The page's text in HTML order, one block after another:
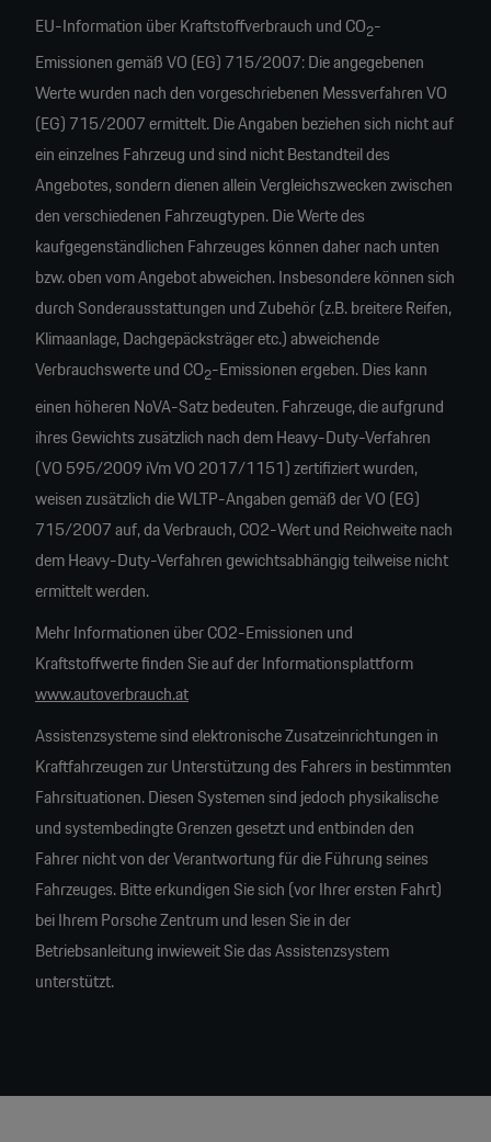
EU-Information über Kraftstoffverbrauch und CO2-
Emissionen gemäß VO (EG) 715/2007: Die angegebenen
Werte wurden nach den vorgeschriebenen Messverfahren VO
(EG) 715/2007 ermittelt. Die Angaben beziehen sich nicht auf
ein einzelnes Fahrzeug und sind nicht Bestandteil des
Angebotes, sondern dienen allein Vergleichszwecken zwischen
den verschiedenen Fahrzeugtypen. Die Werte des
kaufgegenständlichen Fahrzeuges können daher nach unten
bzw. oben vom Angebot abweichen. Insbesondere können sich
durch Sonderausstattungen und Zubehör (z.B. breitere Reifen,
Klimaanlage, Dachgepäcksträger etc.) abweichende
Verbrauchswerte und CO2-Emissionen ergeben. Dies kann
einen höheren NoVA-Satz bedeuten. Fahrzeuge, die aufgrund
ihres Gewichts zusätzlich nach dem Heavy-Duty-Verfahren
(VO 595/2009 iVm VO 2017/1151) zertifiziert wurden,
weisen zusätzlich die WLTP-Angaben gemäß der VO (EG)
715/2007 auf, da Verbrauch, CO2-Wert und Reichweite nach
dem Heavy-Duty-Verfahren gewichtsabhängig teilweise nicht
ermittelt werden.
Mehr Informationen über CO2-Emissionen und
Kraftstoffwerte finden Sie auf der Informationsplattform
www.autoverbrauch.at
Assistenzsysteme sind elektronische Zusatzeinrichtungen in
Kraftfahrzeugen zur Unterstützung des Fahrers in bestimmten
Fahrsituationen. Diesen Systemen sind jedoch physikalische
und systembedingte Grenzen gesetzt und entbinden den
Fahrer nicht von der Verantwortung für die Führung seines
Fahrzeuges. Bitte erkundigen Sie sich (vor Ihrer ersten Fahrt)
bei Ihrem Porsche Zentrum und lesen Sie in der
Betriebsanleitung inwieweit Sie das Assistenzsystem
unterstützt.